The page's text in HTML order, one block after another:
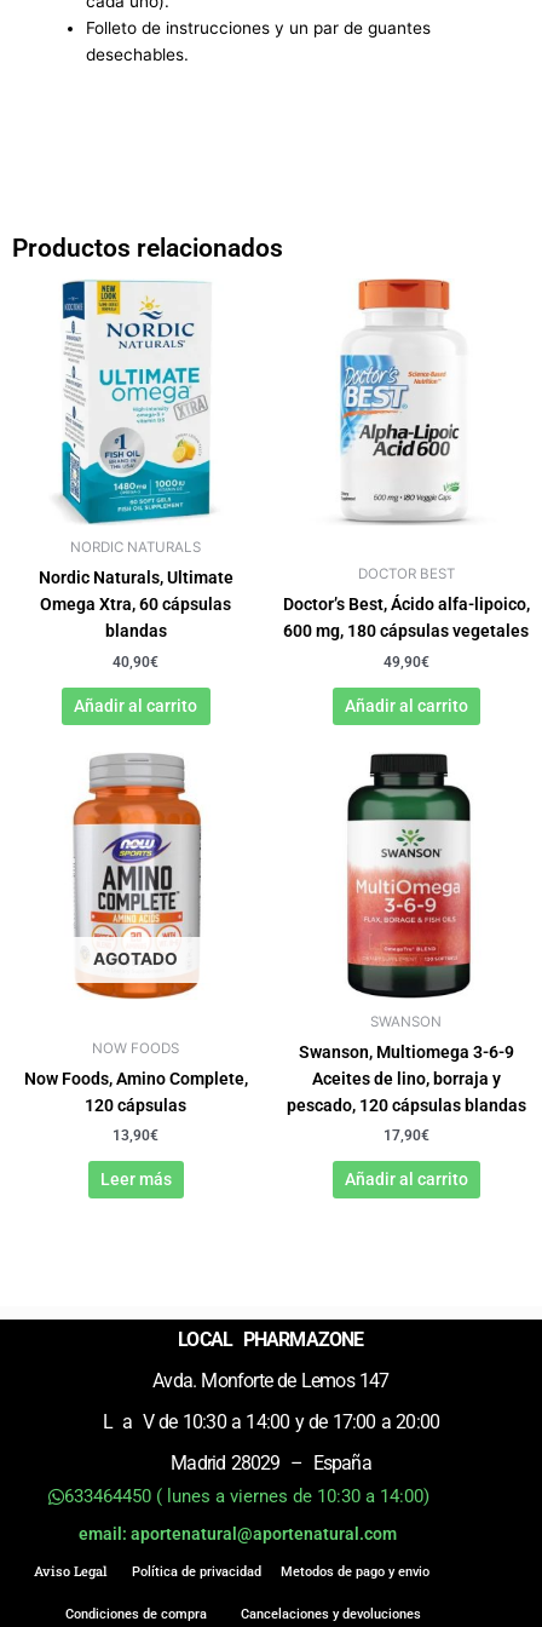
Folleto de instrucciones y un par de guantes
desechables.
Productos relacionados
NORDIC NATURALS
Nordic Naturals, Ultimate
Omega Xtra, 60 cápsulas
blandas
40,90€
Añadir al carrito
DOCTOR BEST
Doctor’s Best, Ácido alfa-lipoico,
600 mg, 180 cápsulas vegetales
49,90€
Añadir al carrito
AGOTADO
NOW FOODS
Now Foods, Amino Complete,
120 cápsulas
13,90€
Leer más
SWANSON
Swanson, Multiomega 3-6-9
Aceites de lino, borraja y
pescado, 120 cápsulas blandas
17,90€
Añadir al carrito
LOCAL PHARMAZONE
Avda. Monforte de Lemos 147
L a V de 10:30 a 14:00 y de 17:00 a 20:00
Madrid 28029 – España
633464450 ( lunes a viernes de 10:30 a 14:00)
email: aportenatural@aportenatural.com
Aviso Legal Política de privacidad
Condiciones de compra
Metodos de pago y envio
Cancelaciones y devoluciones